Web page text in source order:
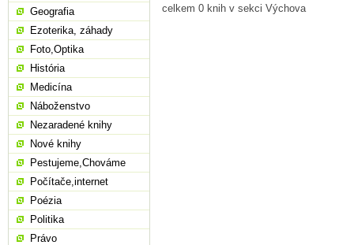
celkem 0 knih v sekci Výchova
Geografia
Ezoterika, záhady
Foto,Optika
História
Medicína
Náboženstvo
Nezaradené knihy
Nové knihy
Pestujeme,Chováme
Počítače,internet
Poézia
Politika
Právo